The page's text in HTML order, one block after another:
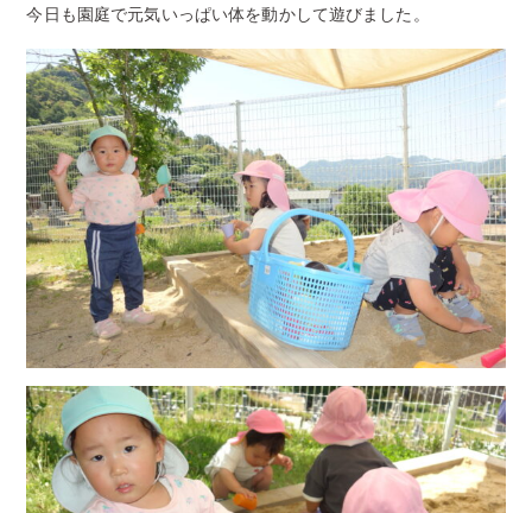
今日も園庭で元気いっぱい体を動かして遊びました。